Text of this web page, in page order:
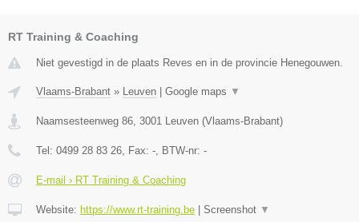
RT Training & Coaching
Niet gevestigd in de plaats Reves en in de provincie Henegouwen.
Vlaams-Brabant » Leuven | Google maps ▼
Naamsesteenweg 86 3001 Leuven (Vlaams-Brabant)
Tel: 0499 28 83 26 , Fax: - , BTW-nr: -
E-mail › RT Training & Coaching
Website: https://www.rt-training.be | Screenshot ▼